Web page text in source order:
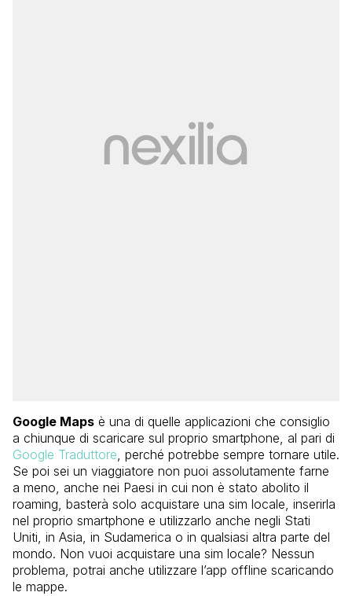
Google Maps è una di quelle applicazioni che consiglio
a chiunque di scaricare sul proprio smartphone, al pari di
Google Traduttore, perché potrebbe sempre tornare utile.
Se poi sei un viaggiatore non puoi assolutamente farne
a meno, anche nei Paesi in cui non è stato abolito il
roaming, basterà solo acquistare una sim locale, inserirla
nel proprio smartphone e utilizzarlo anche negli Stati
Uniti, in Asia, in Sudamerica o in qualsiasi altra parte del
mondo. Non vuoi acquistare una sim locale? Nessun
problema, potrai anche utilizzare l’app offline scaricando
le mappe.